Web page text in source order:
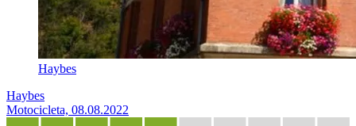
Haybes
Haybes
Motocicleta, 08.08.2022